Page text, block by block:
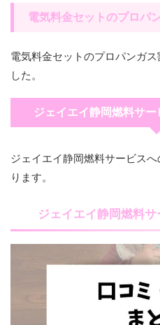
電気料金セットのプロパ
電気料金セットのプロパンガ
した。
ジェイエイ静岡燃料サ
ジェイエイ静岡燃料サービス
ります。
ジェイエイ静岡燃料